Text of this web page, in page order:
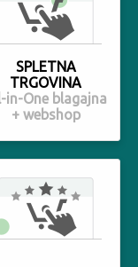
SPLETNA
TRGOVINA
in-One blagajna
+ webshop